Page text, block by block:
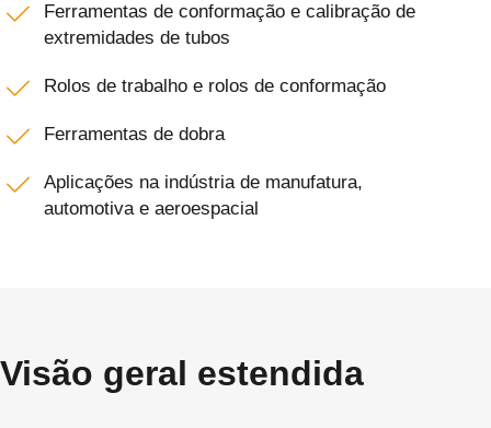
Ferramentas de conformação e calibração de
extremidades de tubos
Rolos de trabalho e rolos de conformação
Ferramentas de dobra
Aplicações na indústria de manufatura,
automotiva e aeroespacial
Visão geral estendida